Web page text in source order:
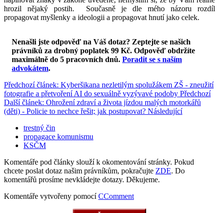
hrozil nějaký postih.
Současně je dle mého názoru rozdíl
propagovat myšlenky a ideologii a propagovat hnutí jako celek.
Nenašli jste odpověď na Váš dotaz? Zeptejte se našich
právníků za drobný poplatek 99 Kč. Odpověď obdržíte
maximálně do 5 pracovních dnů. Poradit se s naším
advokátem.
Předchozí článek: Kyberšikana nezletilým spolužákem ZŠ - zneužití
fotografie a přetvoření AI do sexuálně vyzývavé podoby Předchozí
Další článek: Ohrožení zdraví a života jízdou malých motorkářů
(děti) - Policie to nechce řešit; jak postupovat? Následující
trestný čin
propagace komunismu
KSČM
Komentáře pod články slouží k okomentování stránky. Pokud
chcete poslat dotaz našim právníkům, pokračujte ZDE. Do
komentářů prosíme nevkládejte dotazy. Děkujeme.
Komentáře vytvořeny pomocíCComment